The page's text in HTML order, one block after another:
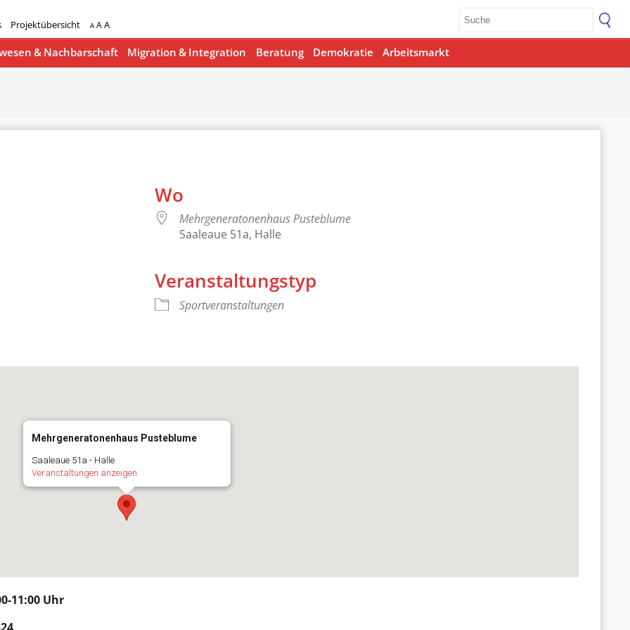
Projektübersicht A AA
& Nachbarschaft Migration & Integration Beratung Demokratie Arbeitsmarkt
iCalendar
Wo
Mehrgeneratonenhaus Pusteblume
Saaleaue 51a, Halle
Veranstaltungstyp
Sportveranstaltungen
Mehrgeneratonenhaus Pusteblume
Saaleaue 51a - Halle
Veranstaltungen anzeigen
11:00 Uhr